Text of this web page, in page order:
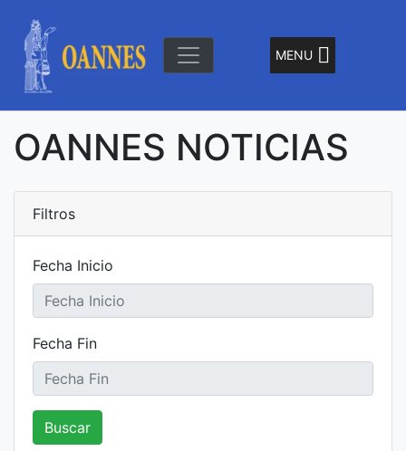
content
Oannes
"El Señor de la Olas"
MENU
OANNES NOTICIAS
Filtros
Fecha Inicio
Fecha Fin
Buscar